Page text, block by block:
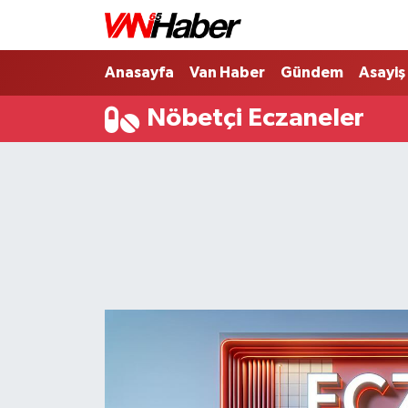
Anasayfa Van Haber Gündem Asayiş
Nöbetçi Eczaneler
Nöbetçi Eczaneler
Hava Durumu